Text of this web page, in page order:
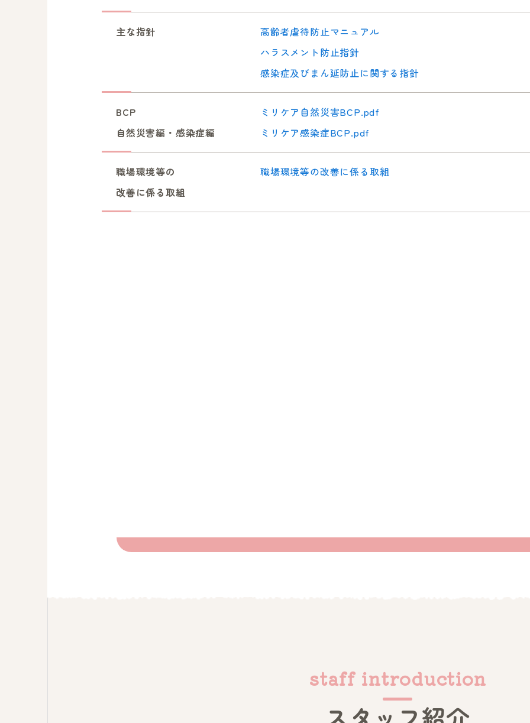
主な指針
高齢者虐待防止マニュアル
ハラスメント防止指針
感染症及びまん延防止に関する指針
BCP
自然災害編・感染症編
ミリケア自然災害BCP.pdf
ミリケア感染症BCP.pdf
職場環境等の
改善に係る取組
職場環境等の改善に係る取組
staff introduction